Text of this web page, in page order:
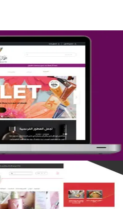
تصميم متجر جمال